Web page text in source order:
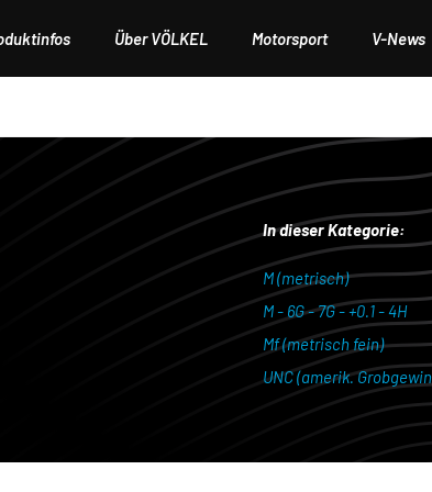
Über VÖLKEL Motorsport V-News
In dieser Kategorie:
M (metrisch)
M - 6G - 7G - +0.1 - 4H
Mf (metrisch fein)
UNC (amerik.